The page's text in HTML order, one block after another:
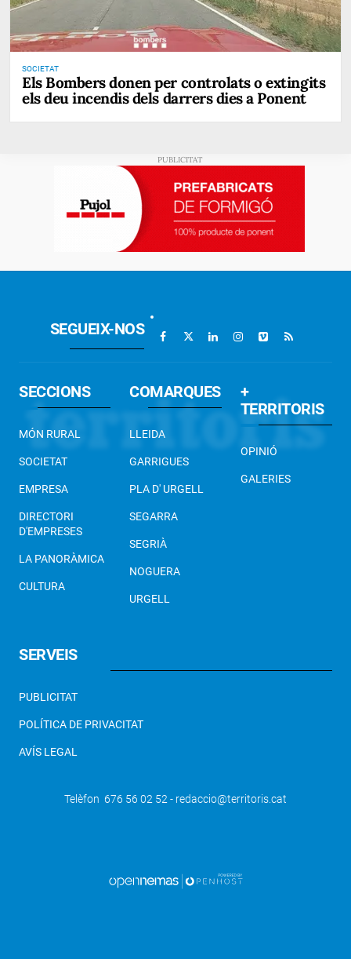
SOCIETAT
Els Bombers donen per controlats o extingits
els deu incendis dels darrers dies a Ponent
SEGUEIX-NOS
SECCIONS
MÓN RURAL
SOCIETAT
EMPRESA
DIRECTORI
D'EMPRESES
LA PANORÀMICA
CULTURA
COMARQUES
LLEIDA
GARRIGUES
PLA D' URGELL
SEGARRA
SEGRIÀ
NOGUERA
URGELL
+
TERRITORIS
OPINIÓ
GALERIES
SERVEIS
PUBLICITAT
POLÍTICA DE PRIVACITAT
AVÍS LEGAL
Telèfon 676 56 02 52 - redaccio@territoris.cat